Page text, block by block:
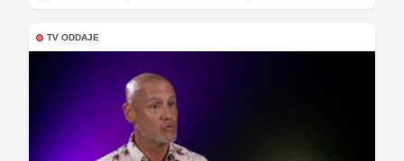
TV ODDAJE